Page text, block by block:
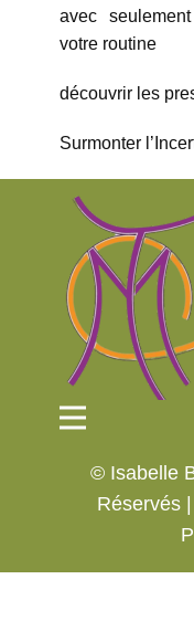
avec
votre routine
découvrir les
Surmonter
© Isabelle
Réservés